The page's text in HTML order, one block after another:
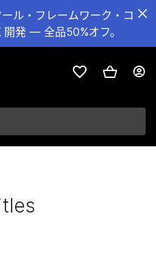
ル・フレームワーク・コ
発 — 全品50%オフ。